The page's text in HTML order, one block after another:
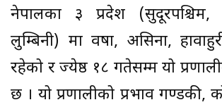
नेपालका ३ प्रदेश (सुदूरपश्चिम,
लुम्बिनी) मा वर्षा, असिना,
रहेको र ज्येष्ठ १८ गतेसम्म यो
छ । यो प्रणालीको प्रभाव गण्डकी,